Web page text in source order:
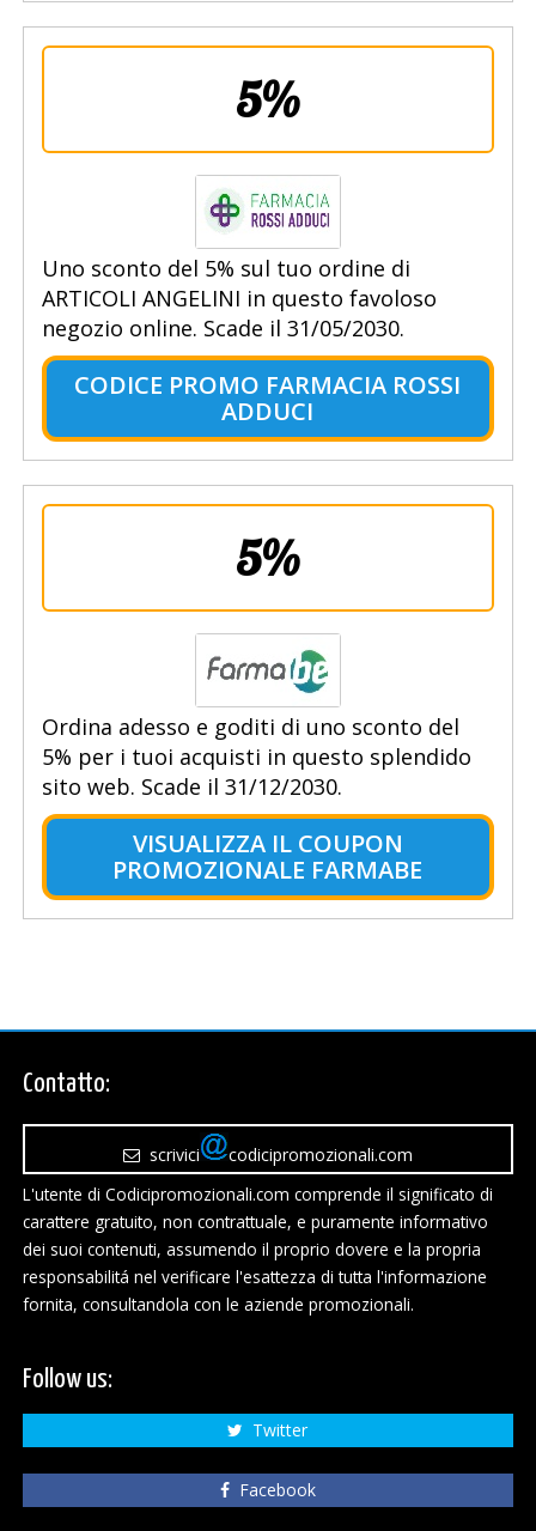
5%
Uno sconto del 5% sul tuo ordine di
ARTICOLI ANGELINI in questo favoloso
negozio online. Scade il 31/05/2030.
CODICE PROMO FARMACIA ROSSI
ADDUCI
5%
Ordina adesso e goditi di uno sconto del
5% per i tuoi acquisti in questo splendido
sito web. Scade il 31/12/2030.
VISUALIZZA IL COUPON
PROMOZIONALE FARMABE
Contatto:
scrivici
codicipromozionali.com
L'utente di Codicipromozionali.com comprende il significato di
carattere gratuito, non contrattuale, e puramente informativo
dei suoi contenuti, assumendo il proprio dovere e la propria
responsabilitá nel verificare l'esattezza di tutta l'informazione
fornita, consultandola con le aziende promozionali.
Follow us:
Twitter
Facebook